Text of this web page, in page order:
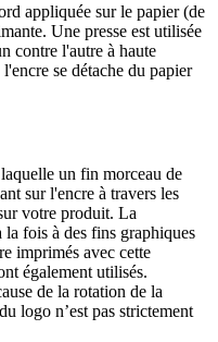
appliquée sur le papier (de
Une presse est utilisée
contre l'autre à haute
se détache du papier
un fin morceau de
sur l'encre à travers les
votre produit. La
la fois à des fins graphiques
imprimés avec cette
également utilisés.
de la rotation de la
logo n’est pas strictement